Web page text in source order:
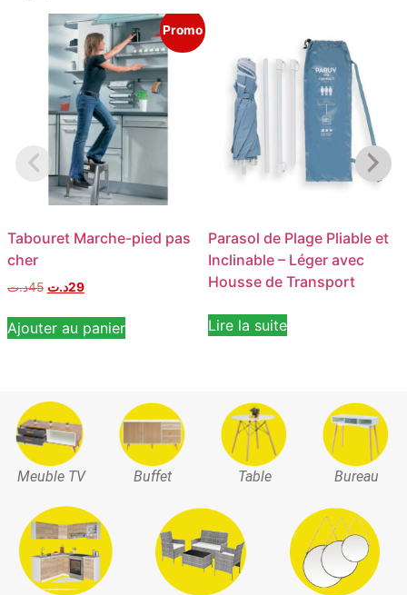
Promo
Tabouret Marche-pied pas
cher
45د.ت 29د.ت
Ajouter au panier
Parasol de Plage Pliable et
Inclinable – Léger avec
Housse de Transport
Lire la suite
Meuble TV Buffet Table Bureau